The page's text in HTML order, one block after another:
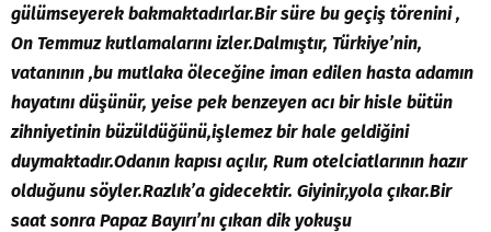
gülümseyerek bakmaktadırlar.Bir süre bu geçiş törenini ,
On Temmuz kutlamalarını izler.Dalmıştır, Türkiye’nin,
vatanının ,bu mutlaka öleceğine iman edilen hasta adamın
hayatını düşünür, yeise pek benzeyen acı bir hisle bütün
zihniyetinin büzüldüğünü,işlemez bir hale geldiğini
duymaktadır.Odanın kapısı açılır, Rum otelciatlarının hazır
olduğunu söyler.Razlık’a gidecektir. Giyinir,yola çıkar.Bir
saat sonra Papaz Bayırı’nı çıkan dik yokuşu